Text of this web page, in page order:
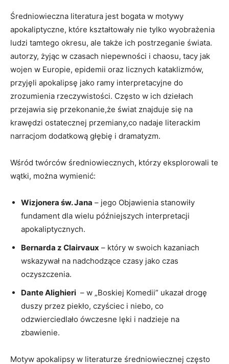
Średniowieczna literatura jest bogata w ​motywy
⁢apokaliptyczne, które ⁤kształtowały ⁢nie ​tylko wyobrażenia
ludzi tamtego okresu, ale także ich postrzeganie świata.
autorzy, żyjąc w czasach niepewności i chaosu, tacy jak
wojen w Europie,⁣ epidemii oraz licznych kataklizmów,
przyjęli ‍apokalipsę jako ramy interpretacyjne do
zrozumienia rzeczywistości. ⁢Często‌ w ich dziełach
przejawia się⁤ przekonanie,że świat znajduje się na
krawędzi ostatecznej‌ przemiany,co nadaje literackim
narracjom dodatkową głębię i dramatyzm.
Wśród twórców średniowiecznych, którzy ⁢eksplorowali ‌te
wątki, można wymienić:
Wizjonera św. Jana – ⁤jego Objawienia stanowiły
fundament ‍dla wielu późniejszych interpretacji
apokaliptycznych.
Bernarda z Clairvaux – który w ‍swoich kazaniach
wskazywał na ‌nadchodzące czasy jako czas
oczyszczenia.
Dante ‍Alighieri ​ – w „Boskiej Komedii” ukazał drogę
⁣duszy przez piekło, czyściec i⁤ niebo, ‍co
odzwierciedlało ówczesne lęki i nadzieje na
zbawienie.
Motyw apokalipsy w​ literaturze średniowiecznej często